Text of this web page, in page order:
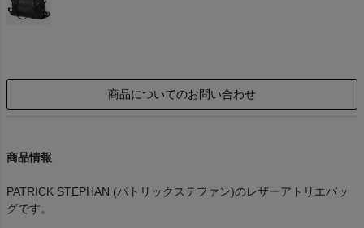
商品についてのお問い合わせ
商品情報
PATRICK STEPHAN (パトリックステファン)のレザーアトリエバッ
グです。